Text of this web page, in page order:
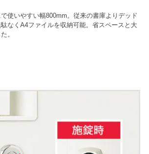
使いやすい幅800mm。従来の書庫よりデッド
なくA4ファイルを収納可能。省スペースと大
。